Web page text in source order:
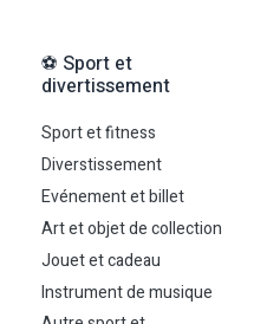
⚽ Sport et
divertissement
Sport et fitness
Diverstissement
Evénement et billet
Art et objet de collection
Jouet et cadeau
Instrument de musique